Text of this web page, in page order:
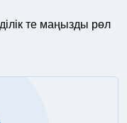
те маңызды рөл